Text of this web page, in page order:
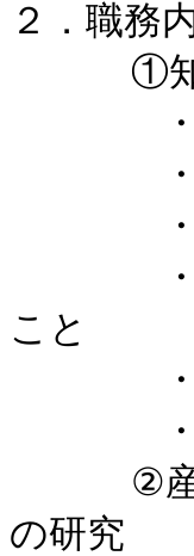
２．職務
・島根
・知的
・本学
・知的
こと
・発明
・その
の研究